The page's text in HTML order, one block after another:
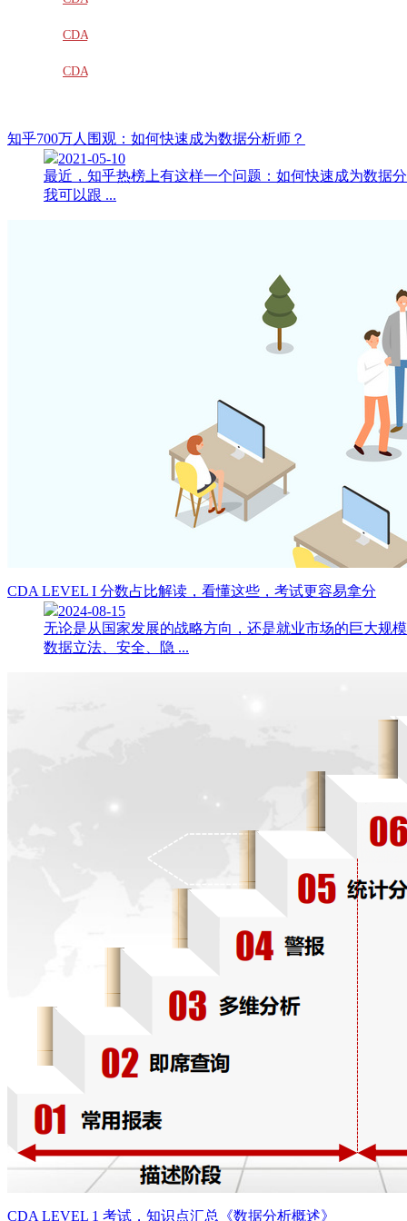
知乎700万人围观：如何快速成为数据分析师？
2021-05-10
最近，知乎热榜上有这样一个问题：如何快速成为数据
我可以跟 ...
CDA LEVEL I 分数占比解读，看懂这些，考试更容易拿分
2024-08-15
无论是从国家发展的战略方向，还是就业市场的巨大规
数据立法、安全、隐 ...
CDA LEVEL 1 考试，知识点汇总《数据分析概述》
教材
CDA
题库
CDA